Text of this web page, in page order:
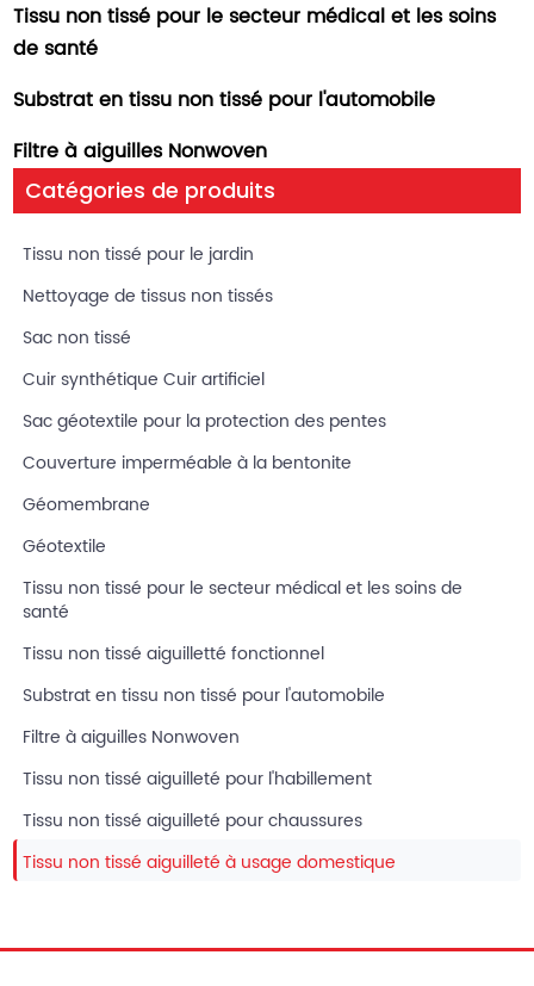
Tissu non tissé pour le secteur médical et les soins
de santé
Substrat en tissu non tissé pour l'automobile
Filtre à aiguilles Nonwoven
Catégories de produits
Tissu non tissé pour le jardin
Nettoyage de tissus non tissés
Sac non tissé
Cuir synthétique Cuir artificiel
Sac géotextile pour la protection des pentes
Couverture imperméable à la bentonite
Géomembrane
Géotextile
Tissu non tissé pour le secteur médical et les soins de
santé
Tissu non tissé aiguilletté fonctionnel
Substrat en tissu non tissé pour l'automobile
Filtre à aiguilles Nonwoven
Tissu non tissé aiguilleté pour l'habillement
Tissu non tissé aiguilleté pour chaussures
Tissu non tissé aiguilleté à usage domestique